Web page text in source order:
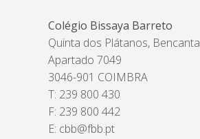
Colégio Bissaya Barreto
Quinta dos Plátanos, Bencanta
Apartado 7049
3046-901 COIMBRA
T: 239 800 430
F: 239 800 442
E: cbb@fbb.pt